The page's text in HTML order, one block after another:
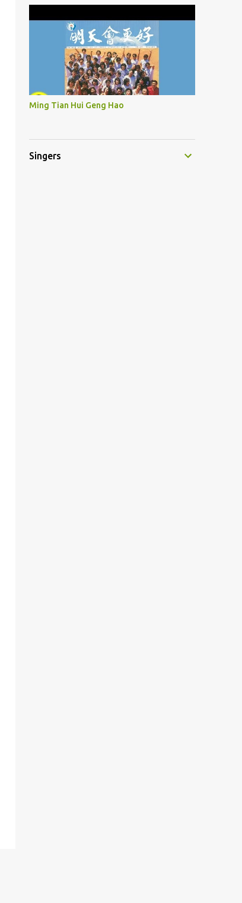
Ming Tian Hui Geng Hao
Singers